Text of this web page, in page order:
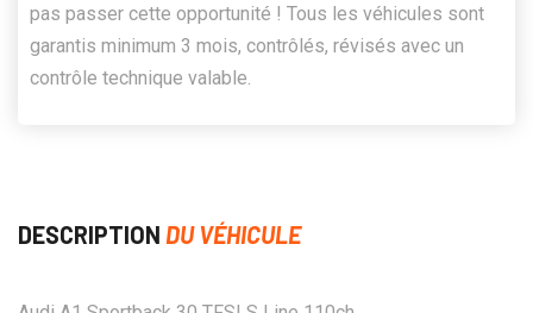
pas passer cette opportunité ! Tous les véhicules sont
garantis minimum 3 mois, contrôlés, révisés avec un
contrôle technique valable.
DESCRIPTION DU VÉHICULE